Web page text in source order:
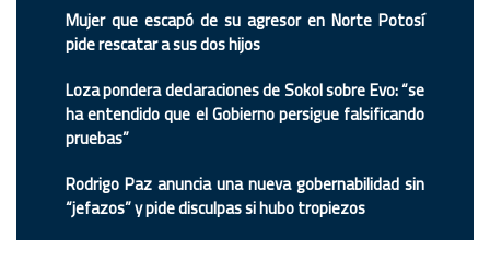
Mujer que escapó de su agresor en Norte Potosí
pide rescatar a sus dos hijos
Loza pondera declaraciones de Sokol sobre Evo: “se
ha entendido que el Gobierno persigue falsificando
pruebas”
Rodrigo Paz anuncia una nueva gobernabilidad sin
“jefazos” y pide disculpas si hubo tropiezos